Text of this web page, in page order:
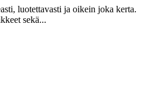
luotettavasti ja oikein joka kerta.
sekä...